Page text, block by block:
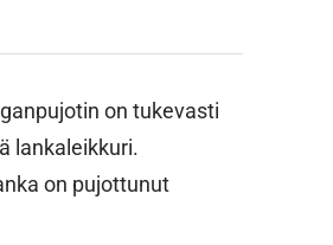
on tukevasti
lankaleikkuri.
on pujottunut